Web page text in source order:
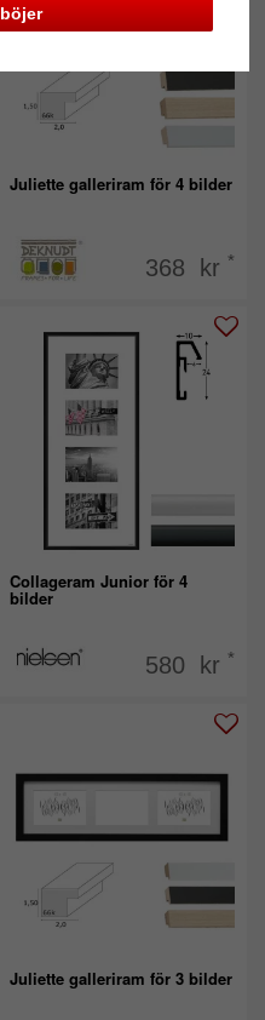
Juliette galleriram för 4 bilder
368 kr *
Collageram Junior för 4
bilder
580 kr *
Juliette galleriram för 3 bilder